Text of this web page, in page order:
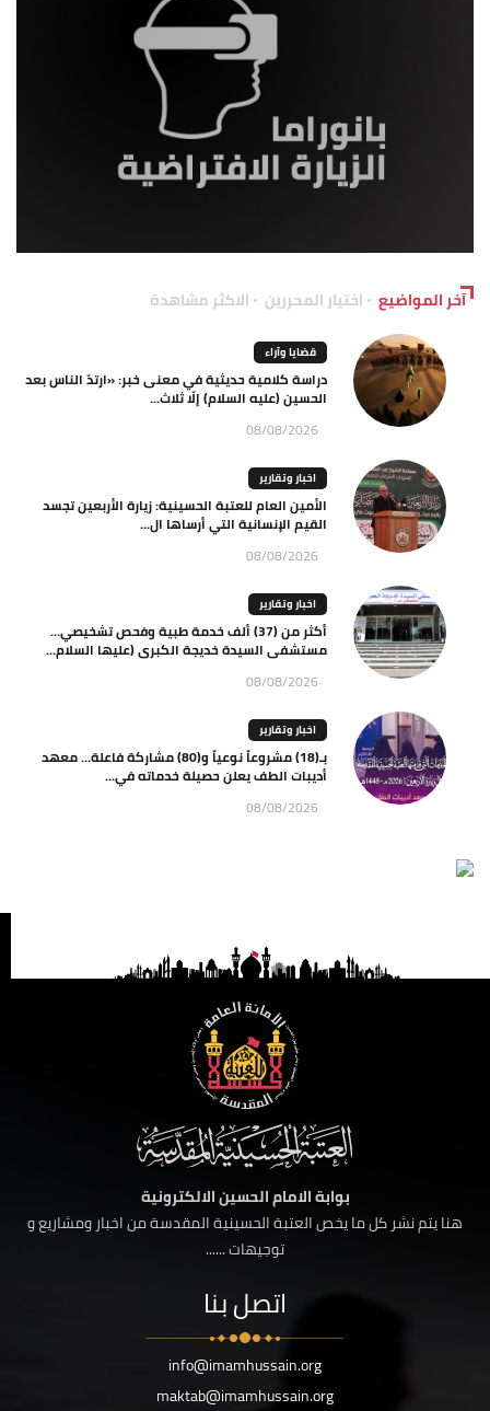
آخر المواضيع اختيار المحررين الاكثر مشاهدة
قضايا وآراء
دراسة كلامية حديثية في معنى خبر: «ارتدّ الناس بعد
الحسين (عليه السلام) إلّا ثلاث...
08/08/2026
اخبار وتقارير
الأمين العام للعتبة الحسينية: زيارة الأربعين تجسد
القيم الإنسانية التي أرساها ال...
08/08/2026
اخبار وتقارير
أكثر من (37) ألف خدمة طبية وفحص تشخيصي…
مستشفى السيدة خديجة الكبرى (عليها السلام...
08/08/2026
اخبار وتقارير
بـ(18) مشروعاً نوعياً و(80) مشاركة فاعلة… معهد
أديبات الطف يعلن حصيلة خدماته في...
08/08/2026
بوابة الامام الحسين الالكترونية
هنا يتم نشر كل ما يخص العتبة الحسينية المقدسة من اخبار ومشاريع و
توجيهات ......
اتصل بنا
info@imamhussain.org
maktab@imamhussain.org